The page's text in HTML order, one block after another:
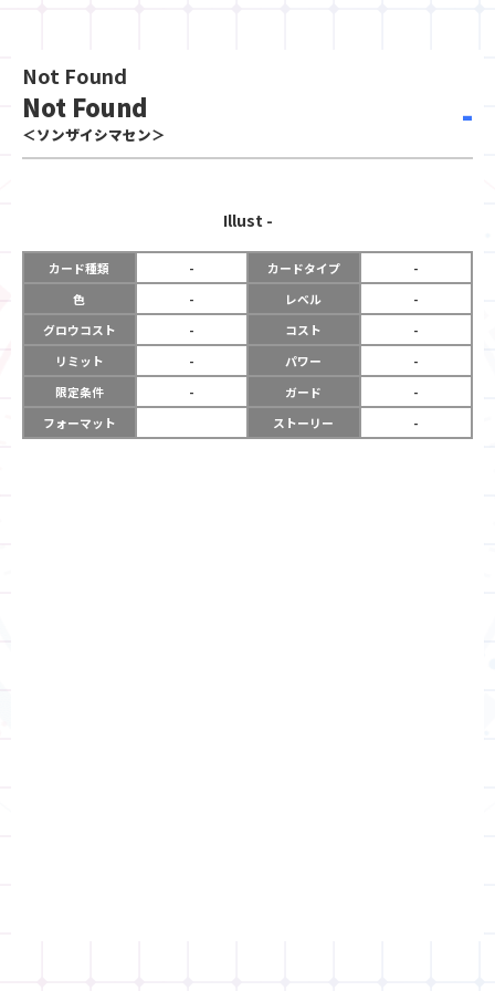
Not Found
Not Found
＜ソンザイシマセン＞ -
Illust -
カード種類 - カードタイプ
-
色
- レベル
-
グロウコスト
- コスト
-
リミット
- パワー
-
限定条件
- ガード
-
フォーマット
ストーリー -